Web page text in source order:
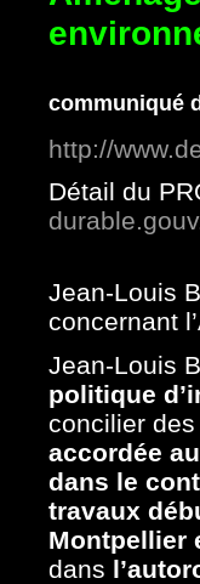
communiqué
http://
Détail du
Jean-Louis
concernant
Jean-Louis
politique
concilier
accordée
dans le
travaux
Montpellier
dans